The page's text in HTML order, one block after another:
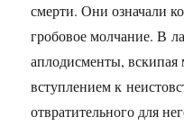
смерти. Они означали
гробовое молчание. В
аплодисменты,
вступлением к
отвратительного для